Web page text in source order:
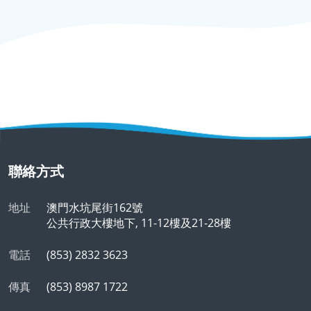
聯絡方式
地址
澳門水坑尾街162號
公共行政大樓地下, 11-12樓及21-28樓
電話 (853) 2832 3623
傳真 (853) 8987 1722